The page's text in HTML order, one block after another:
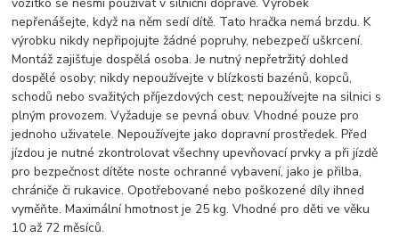
nepřenášejte, když na něm sedí dítě. Tato hračka nemá brzdu. K
výrobku nikdy nepřipojujte žádné popruhy, nebezpečí uškrcení.
Montáž zajišťuje dospělá osoba. Je nutný nepřetržitý dohled
dospělé osoby; nikdy nepoužívejte v blízkosti bazénů, kopců,
schodů nebo svažitých příjezdových cest; nepoužívejte na silnici s
plným provozem. Vyžaduje se pevná obuv. Vhodné pouze pro
jednoho uživatele. Nepoužívejte jako dopravní prostředek. Před
jízdou je nutné zkontrolovat všechny upevňovací prvky a při jízdě
pro bezpečnost dítěte noste ochranné vybavení, jako je přilba,
chrániče či rukavice. Opotřebované nebo poškozené díly ihned
vyměňte. Maximální hmotnost je 25 kg. Vhodné pro děti ve věku
10 až 72 měsíců.